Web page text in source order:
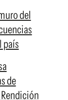
del
país
de